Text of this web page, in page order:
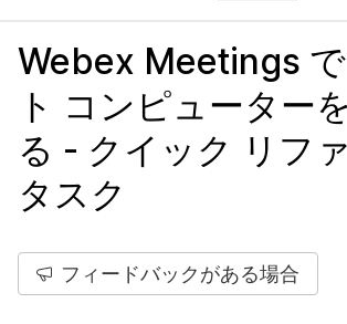
Webex Meetings
ト コンピューター
る - クイック リフ
タスク
フィードバックがある場合